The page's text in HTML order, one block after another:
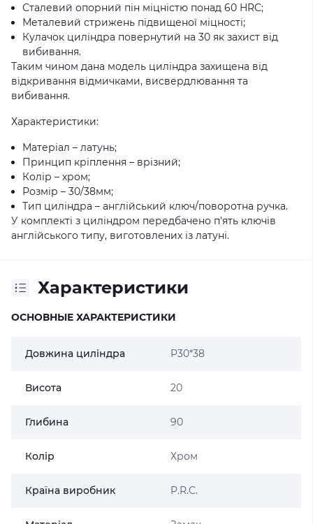
Сталевий опорний пін міцністю понад 60 HRC;
Металевий стрижень підвищеної міцності;
Кулачок циліндра повернутий на 30 як захист від
вибивання.
Таким чином дана модель циліндра захищена від
відкривання відмичками, висвердлювання та
вибивання.
Характеристики:
Матеріал – латунь;
Принцип кріплення – врізний;
Колір – хром;
Розмір – 30/38мм;
Тип циліндра – англійський ключ/поворотна ручка.
У комплекті з циліндром передбачено п'ять ключів
англійського типу, виготовлених із латуні.
Характеристики
ОСНОВНЫЕ ХАРАКТЕРИСТИКИ
Довжина циліндра P30*38
Висота 20
Глибина 90
Колір Хром
Країна виробник P.R.C.